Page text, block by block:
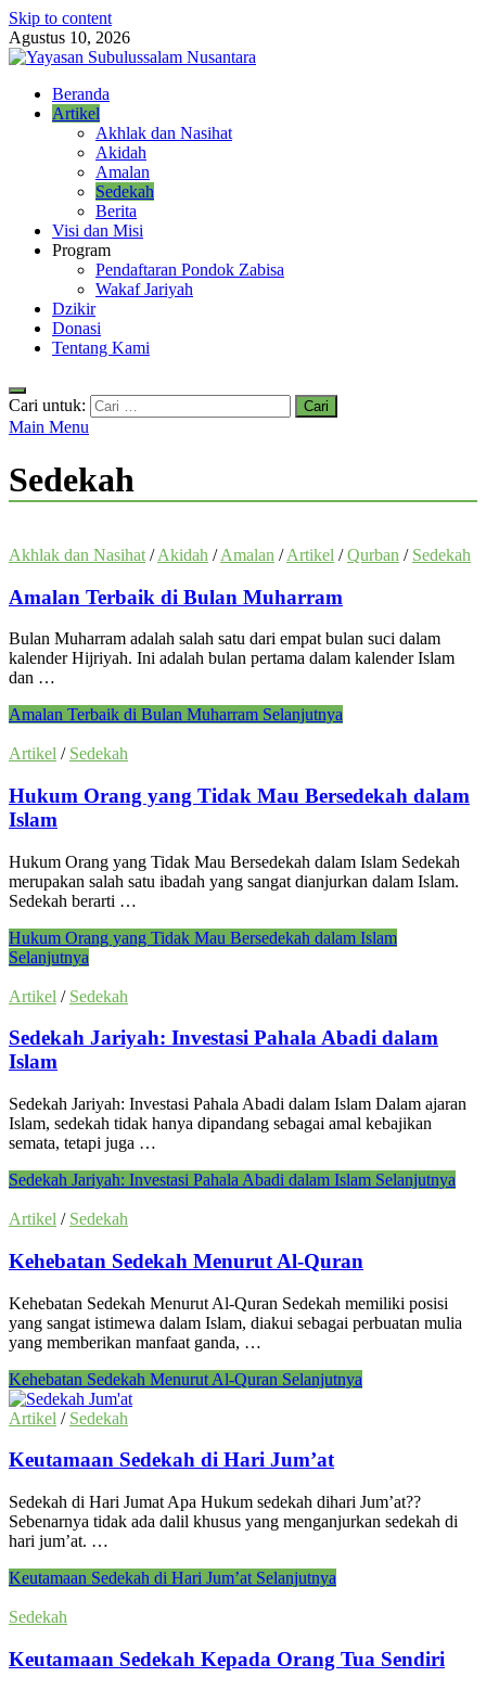
Skip to content
Agustus 10, 2026
Yayasan Subulussalam Nusantara
Yayasan Subulussalam Nusantara – Rumah Tahfidz Zabisa (Zaid bin
Tsabit) Temanggung – Tebar Manfaat untuk Ummat
Beranda
Artikel
Akhlak dan Nasihat
Akidah
Amalan
Sedekah
Berita
Visi dan Misi
Program
Pendaftaran Pondok Zabisa
Wakaf Jariyah
Dzikir
Donasi
Tentang Kami
Cari untuk:
Main Menu
Sedekah
Akhlak dan Nasihat /Akidah /Amalan /Artikel /Qurban / Sedekah
Amalan Terbaik di Bulan Muharram
Bulan Muharram adalah salah satu dari empat bulan suci dalam
kalender Hijriyah. Ini adalah bulan pertama dalam kalender Islam
dan …
Amalan Terbaik di Bulan Muharram Selanjutnya
Artikel / Sedekah
Hukum Orang yang Tidak Mau Bersedekah dalam
Islam
Hukum Orang yang Tidak Mau Bersedekah dalam Islam Sedekah
merupakan salah satu ibadah yang sangat dianjurkan dalam Islam.
Sedekah berarti …
Hukum Orang yang Tidak Mau Bersedekah dalam Islam
Selanjutnya
Artikel / Sedekah
Sedekah Jariyah: Investasi Pahala Abadi dalam
Islam
Sedekah Jariyah: Investasi Pahala Abadi dalam Islam Dalam ajaran
Islam, sedekah tidak hanya dipandang sebagai amal kebajikan
semata, tetapi juga …
Sedekah Jariyah: Investasi Pahala Abadi dalam Islam Selanjutnya
Artikel / Sedekah
Kehebatan Sedekah Menurut Al-Quran
Kehebatan Sedekah Menurut Al-Quran Sedekah memiliki posisi
yang sangat istimewa dalam Islam, diakui sebagai perbuatan mulia
yang memberikan manfaat ganda, …
Kehebatan Sedekah Menurut Al-Quran Selanjutnya
Artikel / Sedekah
Keutamaan Sedekah di Hari Jum’at
Sedekah di Hari Jumat Apa Hukum sedekah dihari Jum’at??
Sebenarnya tidak ada dalil khusus yang menganjurkan sedekah di
hari jum’at. …
Keutamaan Sedekah di Hari Jum’at Selanjutnya
Sedekah
Keutamaan Sedekah Kepada Orang Tua Sendiri